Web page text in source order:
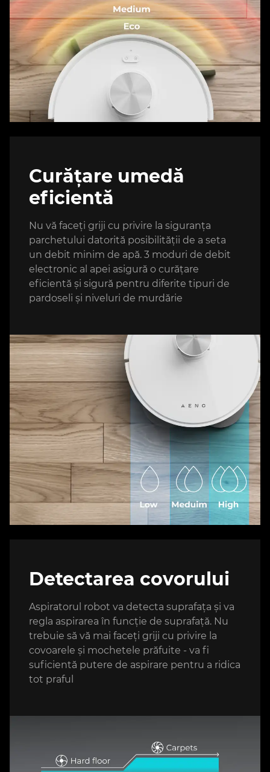
Curățare umedă
eficientă
Nu vă faceți griji cu privire la siguranța
parchetului datorită posibilității de a seta
un debit minim de apă. 3 moduri de debit
electronic al apei asigură o curățare
eficientă și sigură pentru diferite tipuri de
pardoseli și niveluri de murdărie
Detectarea covorului
Aspiratorul robot va detecta suprafața și va
regla aspirarea în funcție de suprafață. Nu
trebuie să vă mai faceți griji cu privire la
covoarele și mochetele prăfuite - va fi
suficientă putere de aspirare pentru a ridica
tot praful